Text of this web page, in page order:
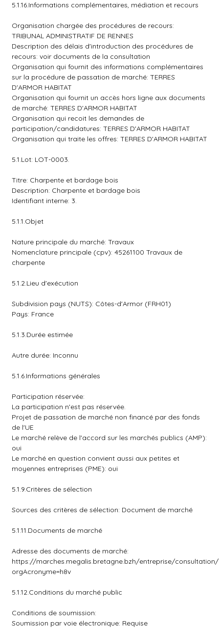
5.1.16.Informations complémentaires, médiation et recours
Organisation chargée des procédures de recours:
TRIBUNAL ADMINISTRATIF DE RENNES
Description des délais d'introduction des procédures de
recours: voir documents de la consultation
Organisation qui fournit des informations complémentaires
sur la procédure de passation de marché: TERRES
D'ARMOR HABITAT
Organisation qui fournit un accès hors ligne aux documents
de marché: TERRES D'ARMOR HABITAT
Organisation qui recoit les demandes de
participation/candidatures: TERRES D'ARMOR HABITAT
Organisation qui traite les offres: TERRES D'ARMOR HABITAT
5.1.Lot: LOT-0003.
Titre: Charpente et bardage bois
Description: Charpente et bardage bois
Identifiant interne: 3.
5.1.1.Objet
Nature principale du marché: Travaux
Nomenclature principale (cpv): 45261100 Travaux de
charpente
5.1.2.Lieu d'exécution
Subdivision pays (NUTS): Côtes-d'Armor (FRH01)
Pays: France
5.1.3.Durée estimée
Autre durée: Inconnu
5.1.6.Informations générales
Participation réservée:
La participation n'est pas réservée.
Projet de passation de marché non financé par des fonds
de l'UE
Le marché relève de l'accord sur les marchés publics (AMP):
oui
Le marché en question convient aussi aux petites et
moyennes entreprises (PME): oui
5.1.9.Critères de sélection
Sources des critères de sélection: Document de marché
5.1.11.Documents de marché
Adresse des documents de marché:
https://marches.megalis.bretagne.bzh/entreprise/consultation/
orgAcronyme=h8v
5.1.12.Conditions du marché public
Conditions de soumission:
Soumission par voie électronique: Requise